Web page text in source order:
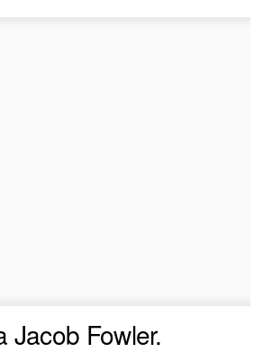
Jacob Fowler.